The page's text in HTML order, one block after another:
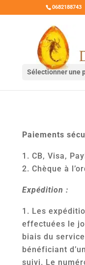
0682188743
Sélectionner une
Paiements
CB, Visa,
Chèque à
Expédition :
Les
effectuées le
biais du
bénéficiant
suivi. Le